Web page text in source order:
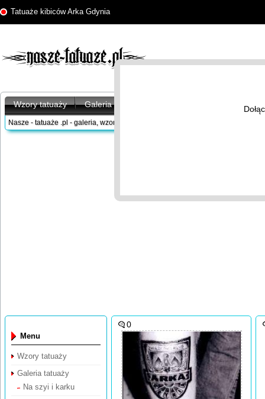
Tatuaże kibiców Arka Gdynia
Wzory tatuaży Galeria tatuaży Znaczenie
Nasze - tatuaże .pl - galeria, wzory tatuaży
0
Menu
Wzory tatuaży
Galeria tatuaży
Na szyi i karku